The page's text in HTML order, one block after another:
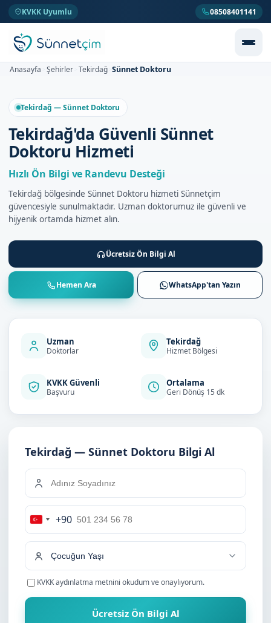
KVKK Uyumlu 08508401141
Anasayfa Şehirler Tekirdağ Sünnet Doktoru
Tekirdağ — Sünnet Doktoru
Tekirdağ'da Güvenli Sünnet
Doktoru Hizmeti
Hızlı Ön Bilgi ve Randevu Desteği
Tekirdağ bölgesinde Sünnet Doktoru hizmeti Sünnetçim
güvencesiyle sunulmaktadır. Uzman doktorumuz ile güvenli ve
hijyenik ortamda hizmet alın.
Ücretsiz Ön Bilgi Al
Hemen Ara WhatsApp'tan Yazın
Uzman
Doktorlar
Tekirdağ
Hizmet Bölgesi
KVKK Güvenli
Başvuru
Ortalama
Geri Dönüş 15 dk
Tekirdağ — Sünnet Doktoru Bilgi Al
Turkey
+90
+90
KVKK aydınlatma metnini okudum ve onaylıyorum.
Ücretsiz Ön Bilgi Al